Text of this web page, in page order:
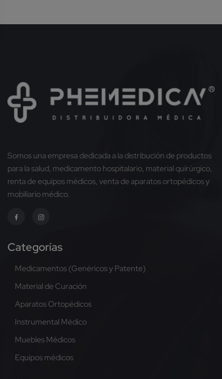
Somos una empresa dedicada a la distribución de productos
para la salud, medicamento hospitalario, material quirúrgico,
renta de equipos médicos, venta de aparatos ortopédicos y
mobiliario médico.
Categorías
Medicamentos (Genéricos y Patente)
Material de Curación
Aparatos Ortopédicos
Instrumental Médico
Muebles Médicos
Equipos médicos